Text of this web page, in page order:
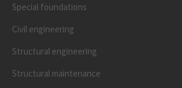
Special foundations
Civil engineering
Structural engineering
Structural maintenance